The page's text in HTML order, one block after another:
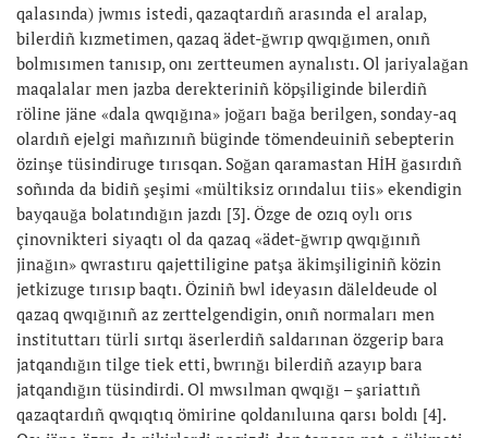
qalasında) jwmıs istedi, qazaqtardıñ arasında el aralap,
bilerdiñ kızmetimen, qazaq ädet-ğwrıp qwqığımen, onıñ
bolmısımen tanısıp, onı zertteumen aynalıstı. Ol jariyalağan
maqalalar men jazba derekteriniñ köpşiliginde bilerdiñ
röline jäne «dala qwqığına» joğarı bağa berilgen, sonday-aq
olardıñ ejelgi mañızınıñ büginde tömendeuiniñ sebepterin
özinşe tüsindiruge tırısqan. Soğan qaramastan HİH ğasırdıñ
soñında da bidiñ şeşimi «mültiksiz orındaluı tiis» ekendigin
bayqauğa bolatındığın jazdı [3]. Özge de ozıq oylı orıs
çinovnikteri siyaqtı ol da qazaq «ädet-ğwrıp qwqığınıñ
jinağın» qwrastıru qajettiligine patşa äkimşiliginiñ közin
jetkizuge tırısıp baqtı. Öziniñ bwl ideyasın däleldeude ol
qazaq qwqığınıñ az zerttelgendigin, onıñ normaları men
instituttarı türli sırtqı äserlerdiñ saldarınan özgerip bara
jatqandığın tilge tiek etti, bwrınğı bilerdiñ azayıp bara
jatqandığın tüsindirdi. Ol mwsılman qwqığı – şariattıñ
qazaqtardıñ qwqıqtıq ömirine qoldanıluına qarsı boldı [4].